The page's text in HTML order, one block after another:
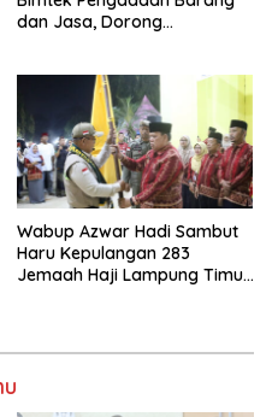
dan Jasa, Dorong
Wabup Azwar Hadi Sambut
Haru Kepulangan 283
Jemaah Haji Lampung Timur,